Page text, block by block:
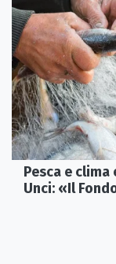
Pesca e
Unci: «Il